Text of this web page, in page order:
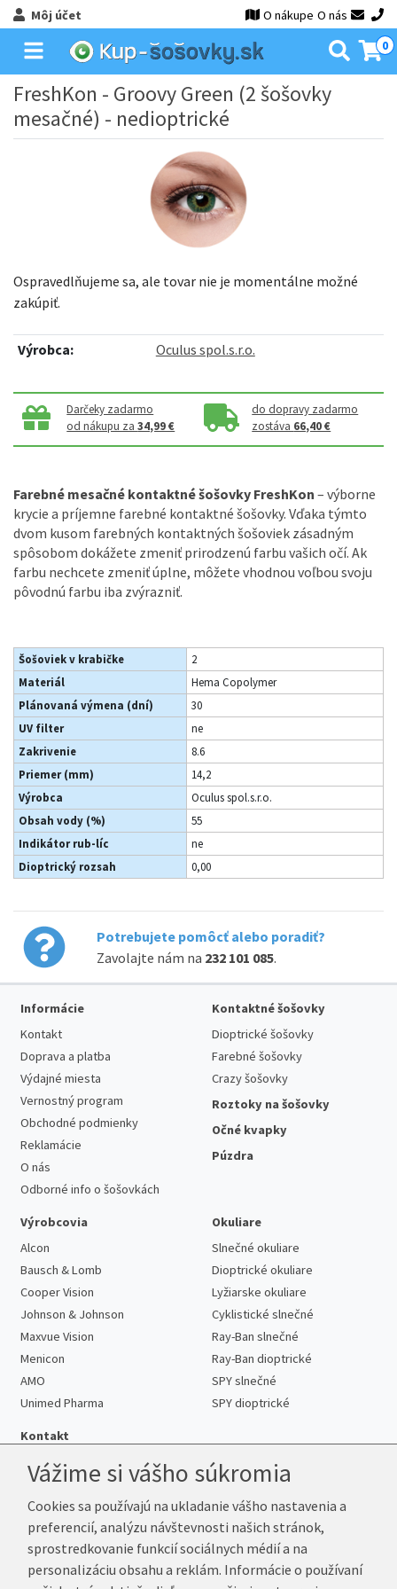
Môj účet O nákupe O nás
0
FreshKon - Groovy Green (2 šošovky
mesačné) - nedioptrické
Ospravedlňujeme sa, ale tovar nie je momentálne možné
zakúpiť.
Výrobca: Oculus spol.s.r.o.
Darčeky zadarmo
od nákupu za34,99 €
do dopravy zadarmo
zostáva 66,40 €
Farebné mesačné kontaktné šošovky FreshKon – výborne
krycie a príjemne farebné kontaktné šošovky. Vďaka týmto
dvom kusom farebných kontaktných šošoviek zásadným
spôsobom dokážete zmeniť prirodzenú farbu vašich očí. Ak
farbu nechcete zmeniť úplne, môžete vhodnou voľbou svoju
pôvodnú farbu iba zvýrazniť.
Šošoviek v krabičke
2
Materiál
Hema Copolymer
Plánovaná výmena (dní)
30
UV filter
ne
Zakrivenie
8.6
Priemer (mm)
14,2
Výrobca
Oculus spol.s.r.o.
Obsah vody (%)
55
Indikátor rub-líc
ne
Dioptrický rozsah
0,00
Potrebujete pomôcť alebo poradiť?
Zavolajte nám na 232 101 085.
Informácie
Kontakt
Doprava a platba
Výdajné miesta
Vernostný program
Obchodné podmienky
Reklamácie
O nás
Odborné info o šošovkách
Kontaktné šošovky
Dioptrické šošovky
Farebné šošovky
Crazy šošovky
Roztoky na šošovky
Očné kvapky
Púzdra
Výrobcovia
Alcon
Bausch & Lomb
Cooper Vision
Johnson & Johnson
Maxvue Vision
Menicon
AMO
Unimed Pharma
Okuliare
Slnečné okuliare
Dioptrické okuliare
Lyžiarske okuliare
Cyklistické slnečné
Ray-Ban slnečné
Ray-Ban dioptrické
SPY slnečné
SPY dioptrické
Kontakt
Telefón:+421 222 205 863
E-mail:info@kup-sosovky.sk
Reklamačná adresa
Vážime si vášho súkromia
Cookies sa používajú na ukladanie vášho nastavenia a
preferencií, analýzu návštevnosti našich stránok,
sprostredkovanie funkcií sociálnych médií a na
personalizáciu obsahu a reklám. Informácie o používaní